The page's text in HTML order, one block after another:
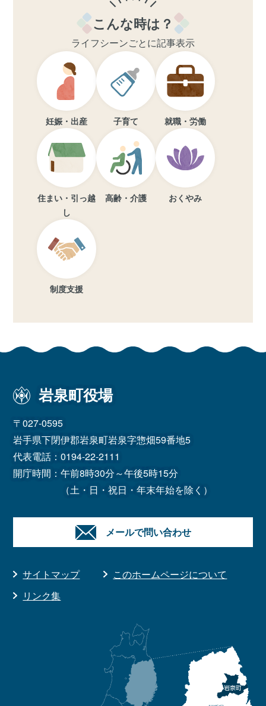
こんな時は？
ライフシーンごとに記事表示
妊娠・出産 子育て 就職・労働
住まい・引っ越
し
高齢・介護 おくやみ
制度支援
岩泉町役場
〒027-0595
岩手県下閉伊郡岩泉町岩泉字惣畑59番地5
代表電話：0194-22-2111
開庁時間：午前8時30分～午後5時15分
（土・日・祝日・年末年始を除く）
メールで問い合わせ
サイトマップ
このホームページについて
リンク集